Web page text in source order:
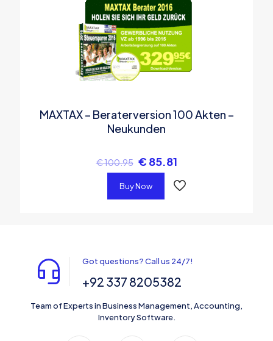
MAXTAX – Beraterversion 100 Akten –
Neukunden
€100.95 € 85.81
Buy Now
Got questions? Call us 24/7!
+92 337 8205382
Team of Experts in Business Management, Accounting,
Inventory Software.